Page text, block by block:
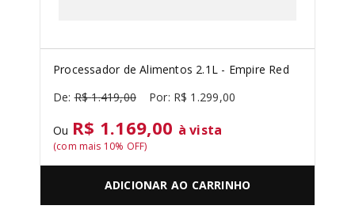
Processador de Alimentos 2.1L - Empire Red
R$ 1.419,00 R$ 1 .299,00
Ou R$ 1.169,00 à vista
(com mais 10% OFF)
ADICIONAR AO CARRINHO